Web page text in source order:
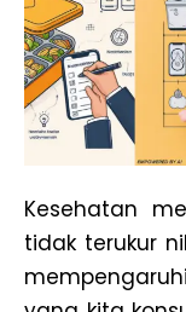
Kesehatan
tidak terukur